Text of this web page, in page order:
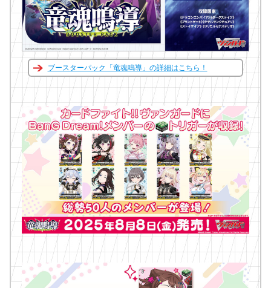
ブースターパック「竜魂鳴導」の詳細はこちら！